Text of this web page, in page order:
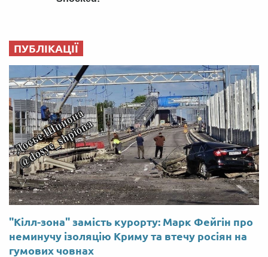
ПУБЛІКАЦІЇ
"Кілл-зона" замість курорту: Марк Фейгін про
неминучу ізоляцію Криму та втечу росіян на
гумових човнах